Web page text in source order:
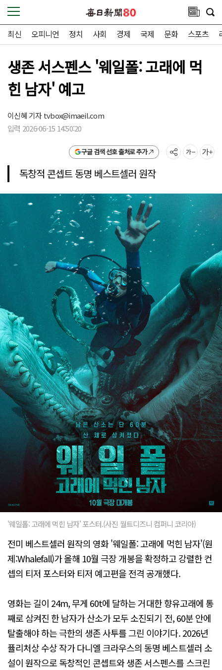
최신 오피니언 정치 사회 경제 국제 문화 스포츠
생존 서스펜스 '웨일폴: 고래에 먹
힌 남자' 예고
이신혜 기자tvbox@imaeil.com
입력 2026-06-15 14:50:20
구글 검색 선호 출처로 추가
독창적 콘셉트 동명 베스트셀러 원작
'웨일폴: 고래에 먹힌 남자' 포스터.(사진 월트디즈니 컴퍼니 코리아)
전미 베스트셀러 원작의 영화 '웨일폴: 고래에 먹힌 남자'(원
제:Whalefall)가 올해 10월 극장 개봉을 확정하고 강렬한 컨
셉의 티저 포스터와 티저 예고편을 전격 공개했다.
영화는 길이 24m, 무게 60t에 달하는 거대한 향유고래에 통
째로 삼켜진 한 남자가 산소가 모두 소진되기 전, 60분 안에
탈출해야 하는 극한의 생존 사투를 그린 이야기다. 2026년
퓰리처상 수상 작가 다니엘 크라우스의 동명 베스트셀러 소
설이 원작으로 독창적인 콘셉트와 생존 서스펜스를 스크린